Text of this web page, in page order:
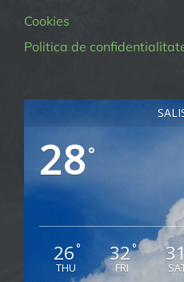
Cookies
Politica de
28°
26°
THU
32°
FRI